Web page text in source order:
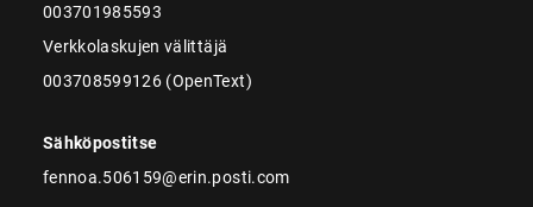
003701985593
Verkkolaskujen välittäjä
003708599126 (OpenText)
Sähköpostitse
fennoa.506159@erin.posti.com